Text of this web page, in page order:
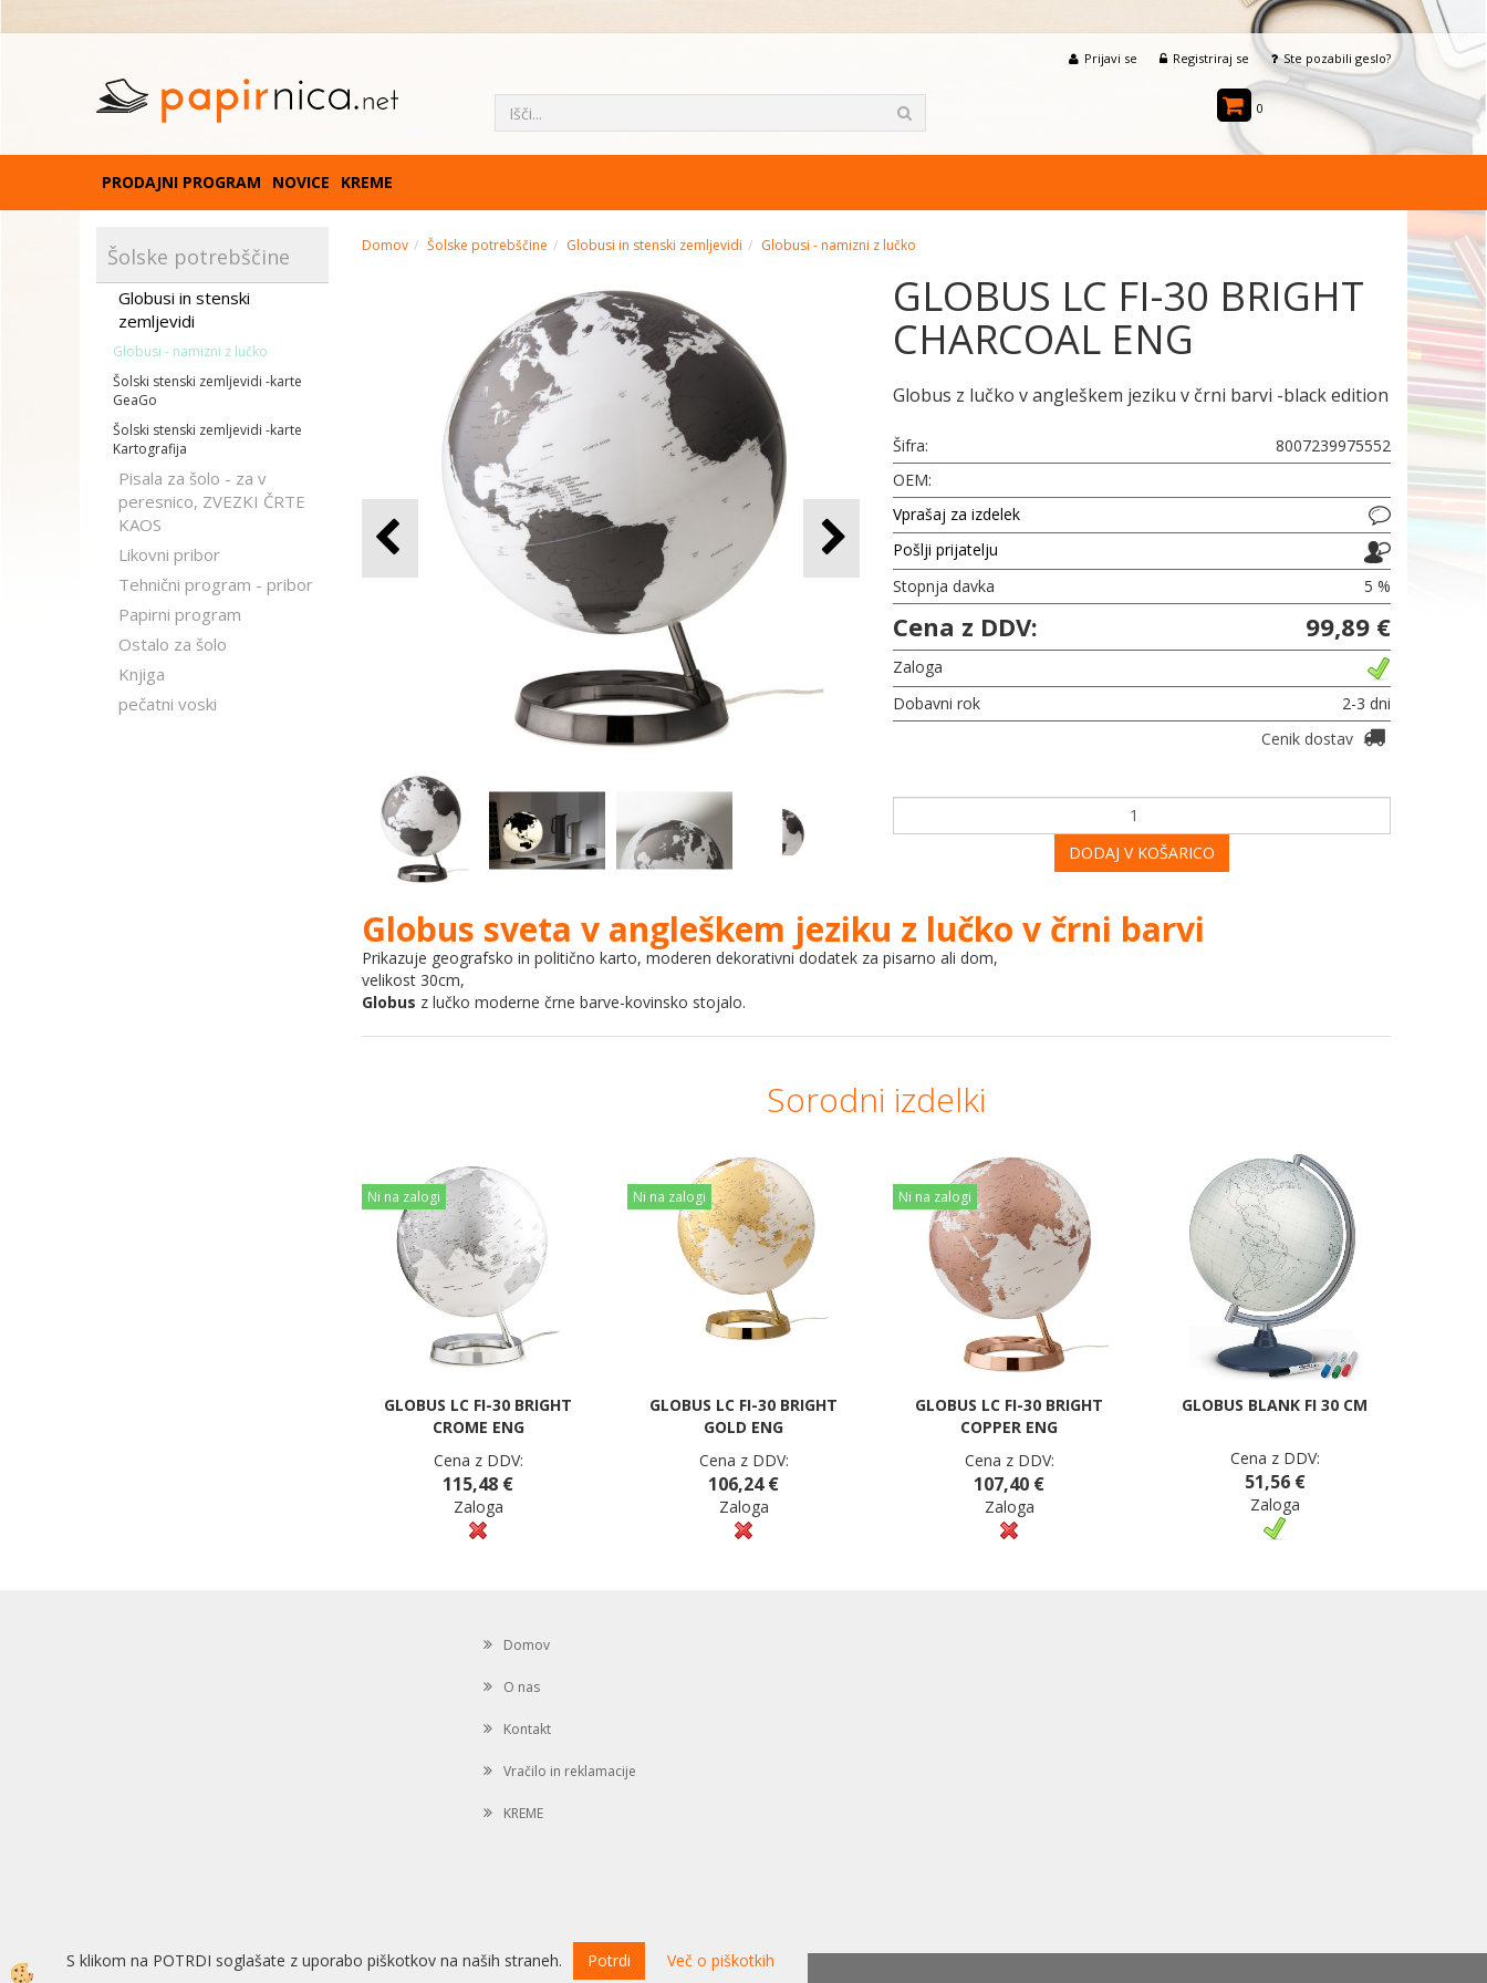
Prijavi se Registriraj se Ste pozabili geslo?
0
PRODAJNI PROGRAM NOVICE KREME
Šolske potrebščine
Globusi in stenski
zemljevidi
Globusi - namizni z lučko
Šolski stenski zemljevidi -karte
GeaGo
Šolski stenski zemljevidi -karte
Kartografija
Pisala za šolo - za v
peresnico, ZVEZKI ČRTE
KAOS
Likovni pribor
Tehnični program - pribor
Papirni program
Ostalo za šolo
Knjiga
pečatni voski
Domov Šolske potrebščine Globusi in stenski zemljevidi Globusi - namizni z lučko
GLOBUS LC FI-30 BRIGHT
CHARCOAL ENG
Globus z lučko v angleškem jeziku v črni barvi -black edition
Šifra:
8007239975552
OEM:
Vprašaj za izdelek
Pošlji prijatelju
Stopnja davka
5 %
Cena z DDV: 99,89 €
Zaloga
Dobavni rok
2-3 dni
Cenik dostav
DODAJ V KOŠARICO
Globus sveta v angleškem jeziku z lučko v črni barvi
Prikazuje geografsko in politično karto, moderen dekorativni dodatek za pisarno ali dom,
velikost 30cm,
Globus z lučko moderne črne barve-kovinsko stojalo.
Sorodni izdelki
Ni na zalogi
GLOBUS LC FI-30 BRIGHT
CROME ENG
Cena z DDV:
115,48 €
Zaloga
Ni na zalogi
GLOBUS LC FI-30 BRIGHT
GOLD ENG
Cena z DDV:
106,24 €
Zaloga
Ni na zalogi
GLOBUS LC FI-30 BRIGHT
COPPER ENG
Cena z DDV:
107,40 €
Zaloga
GLOBUS BLANK FI 30 CM
Cena z DDV:
51,56 €
Zaloga
Domov
O nas
Kontakt
Vračilo in reklamacije
KREME
Izdelava spletne trgovine
S klikom na POTRDI soglašate z uporabo piškotkov na naših straneh. Potrdi Več o piškotkih